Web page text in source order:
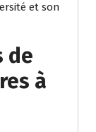
et son
de
à